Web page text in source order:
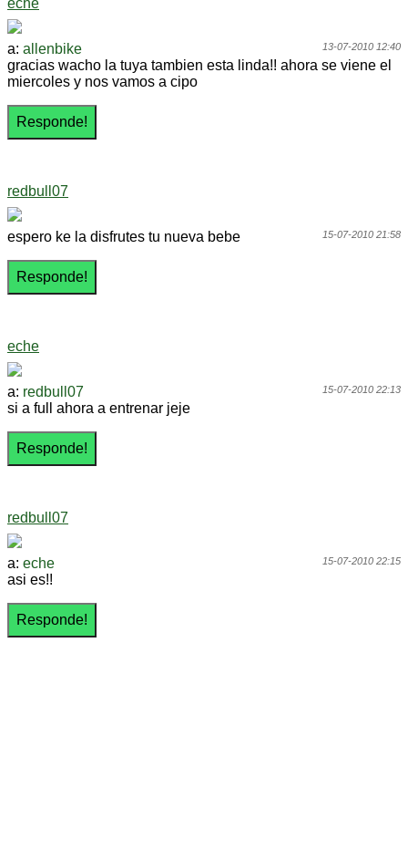
eche
13-07-2010 12:40
a: allenbike
gracias wacho la tuya tambien esta linda!! ahora se viene el
miercoles y nos vamos a cipo
redbull07
15-07-2010 21:58
espero ke la disfrutes tu nueva bebe
eche
15-07-2010 22:13
a: redbull07
si a full ahora a entrenar jeje
redbull07
15-07-2010 22:15
a: eche
asi es!!